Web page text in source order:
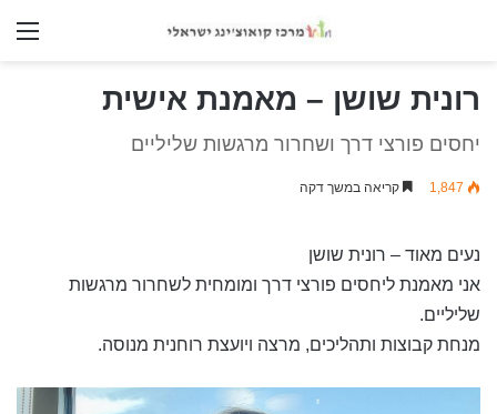
רונית שושן – מאמנת אישית
יחסים פורצי דרך ושחרור מרגשות שליליים
1,847 קריאה במשך דקה
נעים מאוד – רונית שושן
אני מאמנת ליחסים פורצי דרך ומומחית לשחרור מרגשות
שליליים.
מנחת קבוצות ותהליכים, מרצה ויועצת רוחנית מנוסה.